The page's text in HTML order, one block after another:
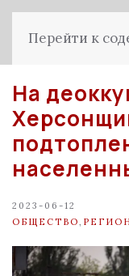
Перейти к
На
2023-06-12
ОБЩЕСТВО